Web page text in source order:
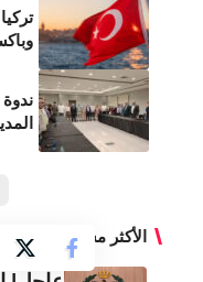
الأكثر مشاهدة